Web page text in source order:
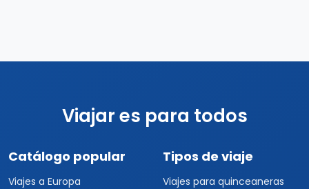
Viajar es para todos
Catálogo popular
Viajes a Europa
Tipos de viaje
Viajes para quinceaneras